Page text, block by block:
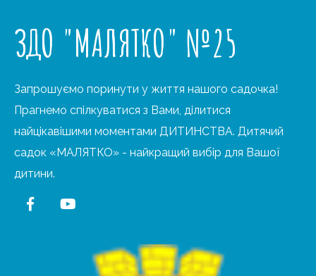
ЗДО "МАЛЯТКО" №25
Запрошуємо поринути у життя нашого садочка!
Прагнемо спілкуватися з Вами, ділитися
найцікавішими моментами ДИТИНСТВА. Дитячий
садок «МАЛЯТКО» - найкращий вибір для Вашої
дитини.